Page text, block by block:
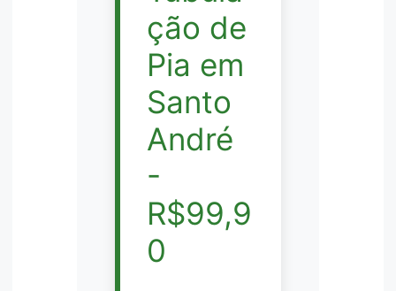
ção de
Pia em
Santo
André
-
R$99,9
0